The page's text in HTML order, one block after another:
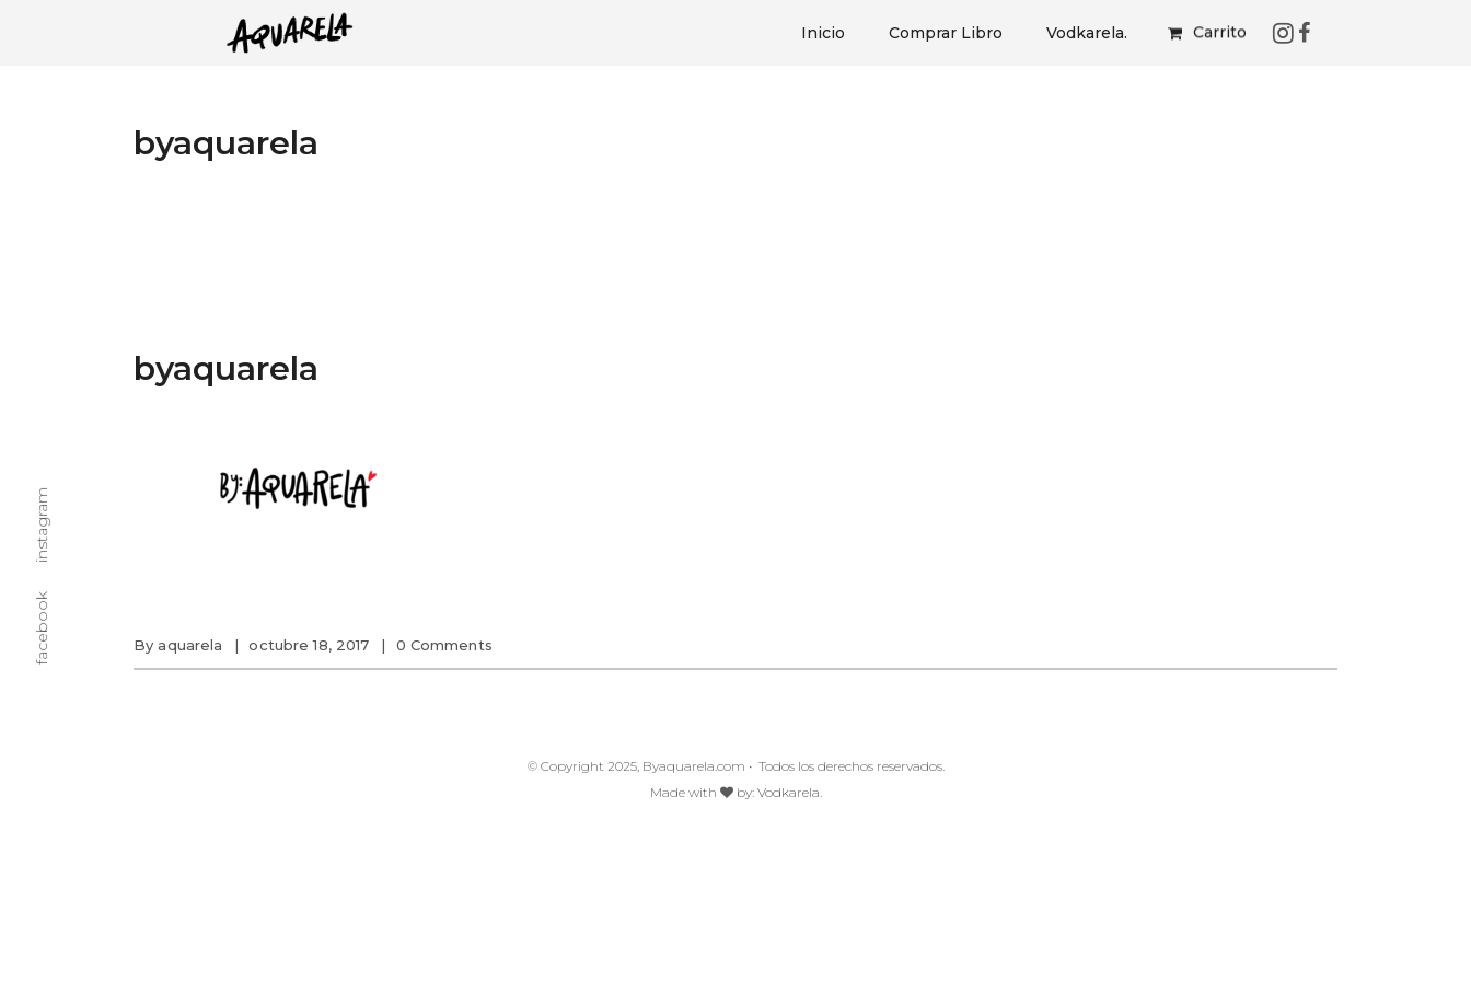
Inicio Comprar Libro Vodkarela. Carrito
facebook
instagram
byaquarela
byaquarela
By aquarela octubre 18, 2017 0 Comments
© Copyright 2025, Byaquarela.com • Todos los derechos reservados.
Made with
by: Vodkarela.